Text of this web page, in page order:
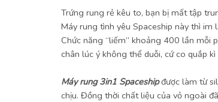
Trứng rung rẻ kêu to, bạn bị mất tập
Máy rung tình yêu Spaceship này thì
Chức năng “liếm” khoảng 400 lần mỗi
chân lúc ý không thể duỗi, cứ co quắp
Máy rung 3in1 Spaceshipđược làm từ
chịu. Đồng thời chất liệu của vỏ ngoài